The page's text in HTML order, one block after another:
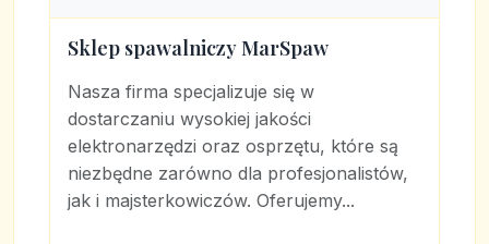
Sklep spawalniczy MarSpaw
Nasza firma specjalizuje się w
dostarczaniu wysokiej jakości
elektronarzędzi oraz osprzętu, które są
niezbędne zarówno dla profesjonalistów,
jak i majsterkowiczów. Oferujemy...